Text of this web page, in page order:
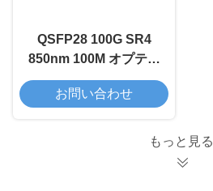
QSFP28 100G SR4
850nm 100M オプティ
カルトランシーバーモ
ジュール
お問い合わせ
もっと見る